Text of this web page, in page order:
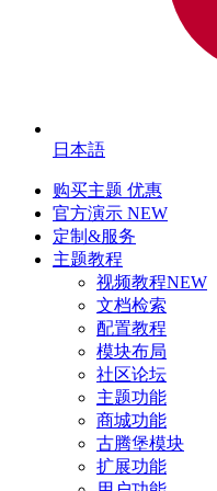
日本語
购买主题 优惠
官方演示 NEW
定制&服务
主题教程
视频教程NEW
文档检索
配置教程
模块布局
社区论坛
主题功能
商城功能
古腾堡模块
扩展功能